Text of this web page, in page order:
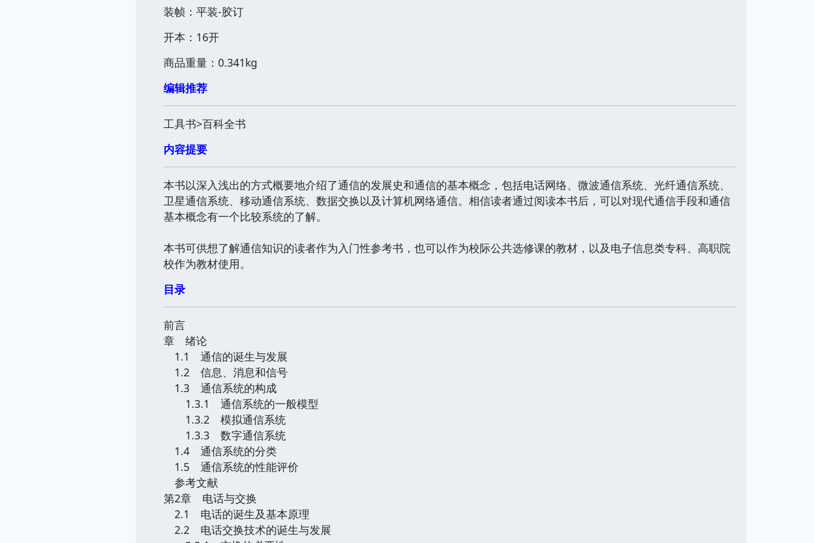
装帧：平装-胶订
开本：16开
商品重量：0.341kg
编辑推荐
工具书>百科全书
内容提要
本书以深入浅出的方式概要地介绍了通信的发展史和通信的基本概念，包括电话网络、微波通信系统、光纤通信系统、
卫星通信系统、移动通信系统、数据交换以及计算机网络通信。相信读者通过阅读本书后，可以对现代通信手段和通信
基本概念有一个比较系统的了解。
本书可供想了解通信知识的读者作为入门性参考书，也可以作为校际公共选修课的教材，以及电子信息类专科、高职院
校作为教材使用。
目录
前言
章 绪论
1.1 通信的诞生与发展
1.2 信息、消息和信号
1.3 通信系统的构成
1.3.1 通信系统的一般模型
1.3.2 模拟通信系统
1.3.3 数字通信系统
1.4 通信系统的分类
1.5 通信系统的性能评价
参考文献
第2章 电话与交换
2.1 电话的诞生及基本原理
2.2 电话交换技术的诞生与发展